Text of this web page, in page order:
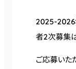
2025-2026
者2次募集
ご応募いた